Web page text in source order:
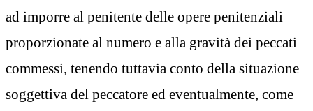
ad imporre al penitente delle opere penitenziali
proporzionate al numero e alla gravità dei peccati
commessi, tenendo tuttavia conto della situazione
soggettiva del peccatore ed eventualmente, come